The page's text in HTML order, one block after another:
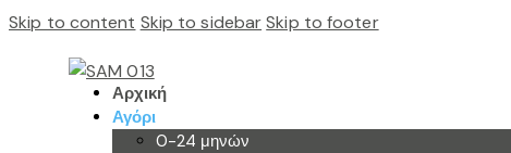
Skip to content Skip to sidebar Skip to footer
Αρχική
Αγόρι
0-24 μηνών